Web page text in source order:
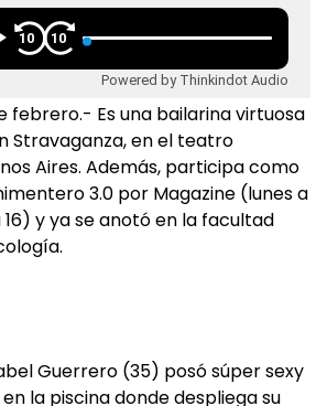
10 10
Powered by Thinkindot Audio
febrero.- Es una bailarina virtuosa
Stravaganza, en el teatro
Aires. Además, participa como
3.0 por Magazine (lunes a
16) y ya se anotó en la facultad
Guerrero (35) posó súper sexy
la piscina donde despliega su